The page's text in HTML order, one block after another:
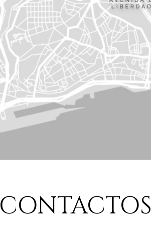
CONTACTOS